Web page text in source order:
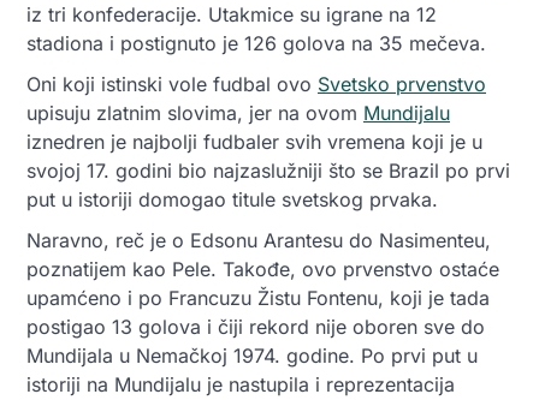
iz tri konfederacije. Utakmice su igrane na 12
stadiona i postignuto je 126 golova na 35 mečeva.
Oni koji istinski vole fudbal ovo Svetsko prvenstvo
upisuju zlatnim slovima, jer na ovom Mundijalu
iznedren je najbolji fudbaler svih vremena koji je u
svojoj 17. godini bio najzaslužniji što se Brazil po prvi
put u istoriji domogao titule svetskog prvaka.
Naravno, reč je o Edsonu Arantesu do Nasimenteu,
poznatijem kao Pele. Takođe, ovo prvenstvo ostaće
upamćeno i po Francuzu Žistu Fontenu, koji je tada
postigao 13 golova i čiji rekord nije oboren sve do
Mundijala u Nemačkoj 1974. godine. Po prvi put u
istoriji na Mundijalu je nastupila i reprezentacija